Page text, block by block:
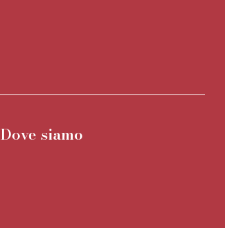
Dove siamo